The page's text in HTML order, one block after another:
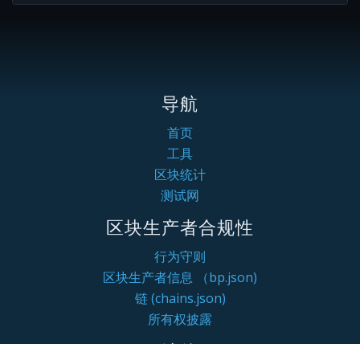
导航
首页
工具
区块统计
测试网
区块生产者合规性
行为守则
区块生产者信息 （bp.json)
链 (chains.json)
所有权披露